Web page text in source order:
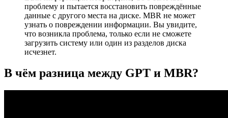
проблему и пытается восстановить повреждённые
данные с другого места на диске. MBR не может
узнать о повреждении информации. Вы увидите,
что возникла проблема, только если не сможете
загрузить систему или один из разделов диска
исчезнет.
В чём разница между GPT и MBR?